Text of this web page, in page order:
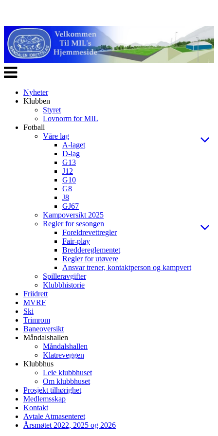
Veksle
navigasjon
Nyheter
Klubben
Styret
Lovnorm for MIL
Fotball
Våre lag
A-laget
D-lag
G13
J12
G10
G8
J8
GJ67
Kampoversikt 2025
Regler for sesongen
Foreldrevettregler
Fair-play
Breddereglementet
Regler for utøvere
Ansvar trener, kontaktperson og kampvert
Spilleravgifter
Klubbhistorie
Friidrett
MVRF
Ski
Trimrom
Baneoversikt
Måndalshallen
Måndalshallen
Klatreveggen
Klubbhus
Leie klubbhuset
Om klubbhuset
Prosjekt tilhørighet
Medlemsskap
Kontakt
Avtale Atmasenteret
Årsmøtet 2022, 2025 og 2026